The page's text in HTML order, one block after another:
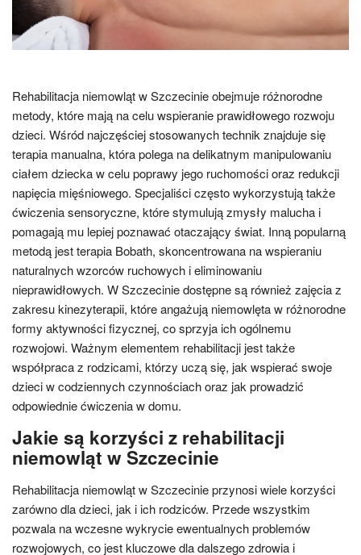
Rehabilitacja niemowląt w Szczecinie obejmuje różnorodne
metody, które mają na celu wspieranie prawidłowego rozwoju
dzieci. Wśród najczęściej stosowanych technik znajduje się
terapia manualna, która polega na delikatnym manipulowaniu
ciałem dziecka w celu poprawy jego ruchomości oraz redukcji
napięcia mięśniowego. Specjaliści często wykorzystują także
ćwiczenia sensoryczne, które stymulują zmysły malucha i
pomagają mu lepiej poznawać otaczający świat. Inną popularną
metodą jest terapia Bobath, skoncentrowana na wspieraniu
naturalnych wzorców ruchowych i eliminowaniu
nieprawidłowych. W Szczecinie dostępne są również zajęcia z
zakresu kinezyterapii, które angażują niemowlęta w różnorodne
formy aktywności fizycznej, co sprzyja ich ogólnemu
rozwojowi. Ważnym elementem rehabilitacji jest także
współpraca z rodzicami, którzy uczą się, jak wspierać swoje
dzieci w codziennych czynnościach oraz jak prowadzić
odpowiednie ćwiczenia w domu.
Jakie są korzyści z rehabilitacji
niemowląt w Szczecinie
Rehabilitacja niemowląt w Szczecinie przynosi wiele korzyści
zarówno dla dzieci, jak i ich rodziców. Przede wszystkim
pozwala na wczesne wykrycie ewentualnych problemów
rozwojowych, co jest kluczowe dla dalszego zdrowia i